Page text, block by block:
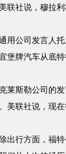
社说，穆拉利将
公司发言人托
堡牌汽车从底
斯勒公司的发
美联社说，现
行方面，福特